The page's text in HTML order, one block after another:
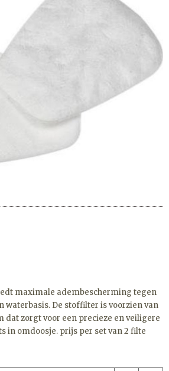
maximale adembescherming tegen
waterbasis. De stoffilter is voorzien van
dat zorgt voor een precieze en veiligere
in omdoosje. prijs per set van 2 filte